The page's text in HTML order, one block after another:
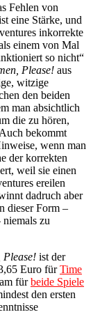
Fehlen von
eine Stärke, und
inkorrekte
einem von Mal
so nicht“
Please! aus
witzige
den beiden
man absichtlich
die zu hören,
bekommt
wenn man
der korrekten
weil sie einen
ereilen
dadruch aber
dieser Form –
zu
Please! ist der
Euro fürTime
fürbeide Spiele
den ersten